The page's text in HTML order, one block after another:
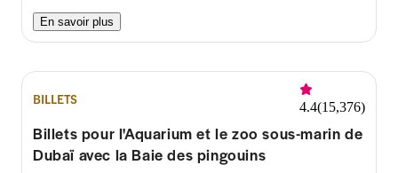
En savoir plus
BILLETS 4.4(15,376)
Billets pour l'Aquarium et le zoo sous-marin de
Dubaï avec la Baie des pingouins